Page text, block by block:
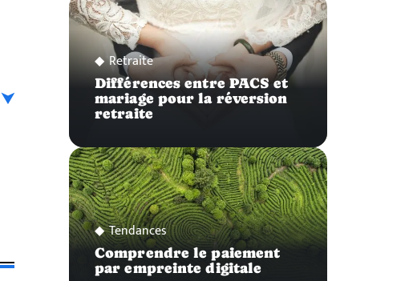
Retraite
Différences entre PACS et
mariage pour la réversion
retraite
Tendances
Comprendre le paiement
par empreinte digitale